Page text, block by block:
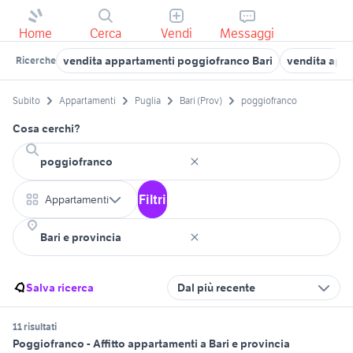
Home Cerca Vendi Messaggi
Ricerche vendita appartamenti poggiofranco Bari vendita
Subito Appartamenti Puglia Bari (Prov) poggiofranco
Cosa cerchi?
Appartamenti Filtri
Salva ricerca Dal più recente
11 risultati
Poggiofranco - Affitto appartamenti a Bari e provincia